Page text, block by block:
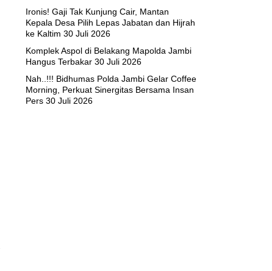
Ironis! Gaji Tak Kunjung Cair, Mantan
Kepala Desa Pilih Lepas Jabatan dan Hijrah
ke Kaltim 30 Juli 2026
Komplek Aspol di Belakang Mapolda Jambi
Hangus Terbakar 30 Juli 2026
Nah..!!! Bidhumas Polda Jambi Gelar Coffee
Morning, Perkuat Sinergitas Bersama Insan
Pers 30 Juli 2026